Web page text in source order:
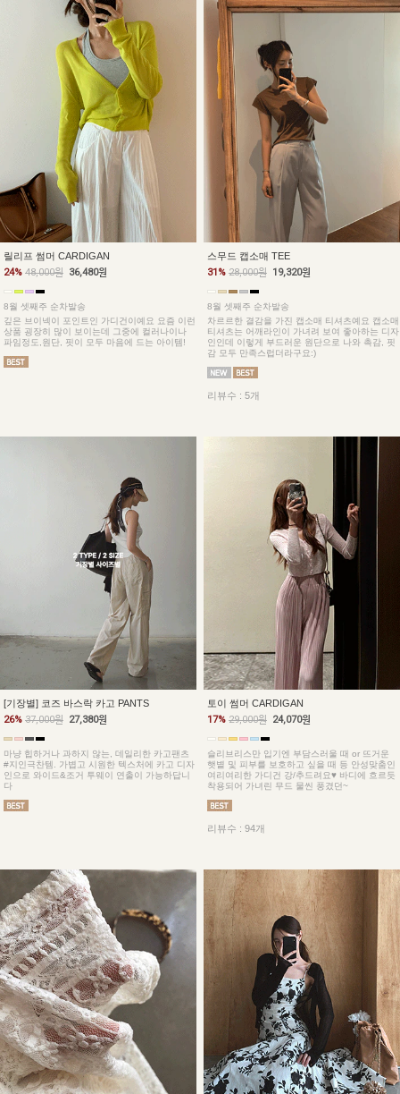
릴리프 썸머 CARDIGAN
24% 48,000원 36,480원
8월 셋째주 순차발송
깊은 브이넥이 포인트인 가디건이예요 요즘 이런
상품 굉장히 많이 보이는데 그중에 컬러나이나
파임정도,원단, 핏이 모두 마음에 드는 아이템!
스무드 캡소매 TEE
31% 28,000원 19,320원
8월 셋째주 순차발송
차르르한 결감을 가진 캡소매 티셔츠예요 캡소매
티셔츠는 어깨라인이 가녀려 보여 좋아하는 디자
인인데 이렇게 부드러운 원단으로 나와 촉감, 핏
감 모두 만족스럽더라구요:)
리뷰수 : 5개
[기장별] 코즈 바스락 카고 PANTS
26% 37,000원 27,380원
마냥 힙하거나 과하지 않는, 데일리한 카고팬츠
#지인극찬템. 가볍고 시원한 텍스처에 카고 디자
인으로 와이드&조거 투웨이 연출이 가능하답니
다
토이 썸머 CARDIGAN
17% 29,000원 24,070원
슬리브리스만 입기엔 부담스러울 때 or 뜨거운
햇볕 및 피부를 보호하고 싶을 때 등 안성맞춤인
여리여리한 가디건 강/추드려요♥ 바디에 흐르듯
착용되어 가녀린 무드 물씬 풍겼던~
리뷰수 : 94개